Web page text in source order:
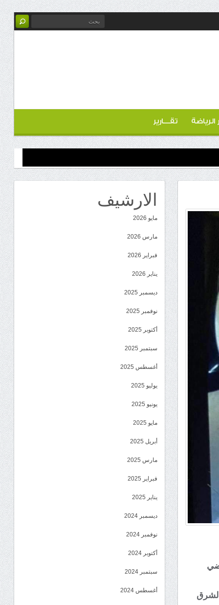
الرياضة تقـــارير
الارشيف
مايو 2026
مارس 2026
فبراير 2026
يناير 2026
ديسمبر 2025
نوفمبر 2025
أكتوبر 2025
سبتمبر 2025
أغسطس 2025
يوليو 2025
يونيو 2025
مايو 2025
أبريل 2025
مارس 2025
فبراير 2025
يناير 2025
ديسمبر 2024
نوفمبر 2024
أكتوبر 2024
سبتمبر 2024
أغسطس 2024